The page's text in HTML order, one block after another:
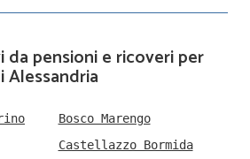
da pensioni e ricoveri per
Bosco Marengo
Castellazzo Bormida